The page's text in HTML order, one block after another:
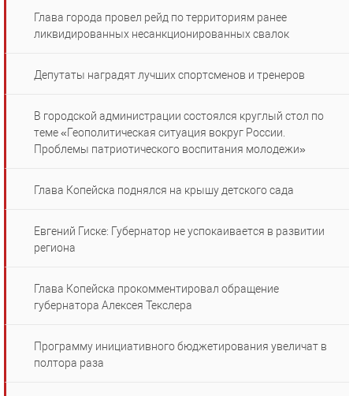
Глава города провел рейд по территориям ранее
ликвидированных несанкционированных свалок
Депутаты наградят лучших спортсменов и тренеров
В городской администрации состоялся круглый стол по
теме «Геополитическая ситуация вокруг России.
Проблемы патриотического воспитания молодежи»
Глава Копейска поднялся на крышу детского сада
Евгений Гиске: Губернатор не успокаивается в развитии
региона
Глава Копейска прокомментировал обращение
губернатора Алексея Текслера
Программу инициативного бюджетирования увеличат в
полтора раза